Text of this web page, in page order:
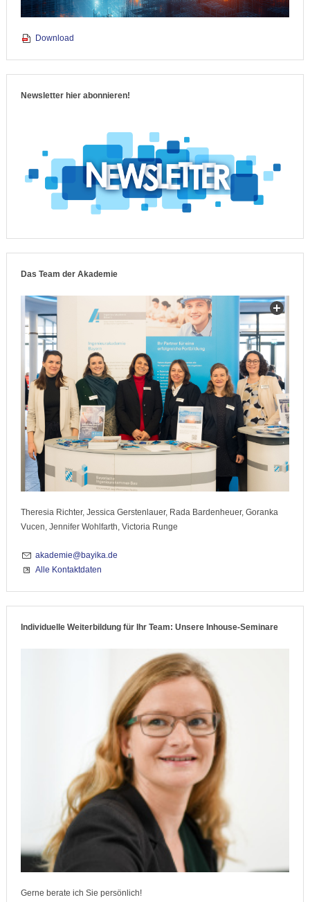
Download
Newsletter hier abonnieren!
Das Team der Akademie
Theresia Richter, Jessica Gerstenlauer, Rada Bardenheuer, Goranka
Vucen, Jennifer Wohlfarth, Victoria Runge
akademie@bayika.de
Alle Kontaktdaten
Individuelle Weiterbildung für Ihr Team: Unsere Inhouse-Seminare
Gerne berate ich Sie persönlich!